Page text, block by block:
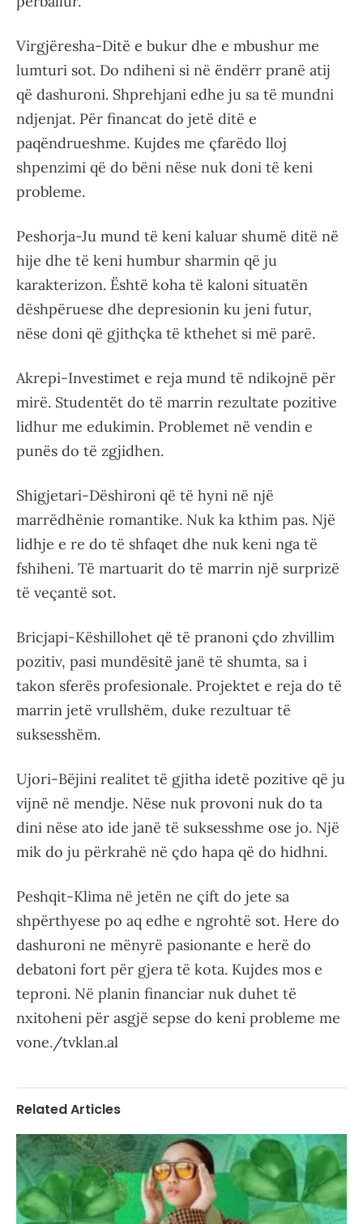
Virgjëresha-Ditë e bukur dhe e mbushur me
lumturi sot. Do ndiheni si në ëndërr pranë atij
që dashuroni. Shprehjani edhe ju sa të mundni
ndjenjat. Për financat do jetë ditë e
paqëndrueshme. Kujdes me çfarëdo lloj
shpenzimi që do bëni nëse nuk doni të keni
probleme.
Peshorja-Ju mund të keni kaluar shumë ditë në
hije dhe të keni humbur sharmin që ju
karakterizon. Është koha të kaloni situatën
dëshpëruese dhe depresionin ku jeni futur,
nëse doni që gjithçka të kthehet si më parë.
Akrepi-Investimet e reja mund të ndikojnë për
mirë. Studentët do të marrin rezultate pozitive
lidhur me edukimin. Problemet në vendin e
punës do të zgjidhen.
Shigjetari-Dëshironi që të hyni në një
marrëdhënie romantike. Nuk ka kthim pas. Një
lidhje e re do të shfaqet dhe nuk keni nga të
fshiheni. Të martuarit do të marrin një surprizë
të veçantë sot.
Bricjapi-Këshillohet që të pranoni çdo zhvillim
pozitiv, pasi mundësitë janë të shumta, sa i
takon sferës profesionale. Projektet e reja do të
marrin jetë vrullshëm, duke rezultuar të
suksesshëm.
Ujori-Bëjini realitet të gjitha idetë pozitive që ju
vijnë në mendje. Nëse nuk provoni nuk do ta
dini nëse ato ide janë të suksesshme ose jo. Një
mik do ju përkrahë në çdo hapa që do hidhni.
Peshqit-Klima në jetën ne çift do jete sa
shpërthyese po aq edhe e ngrohtë sot. Here do
dashuroni ne mënyrë pasionante e herë do
debatoni fort për gjera të kota. Kujdes mos e
teproni. Në planin financiar nuk duhet të
nxitoheni për asgjë sepse do keni probleme me
vone./tvklan.al
Related Articles